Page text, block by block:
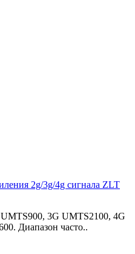
2g/3g/4g сигнала ZLT
3G UMTS2100, 4G
Диапазон часто..